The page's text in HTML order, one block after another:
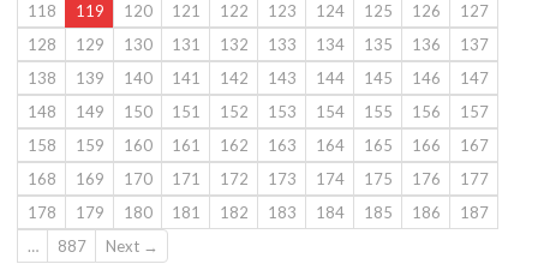
118
119 120 121 122 123 124 125 126
127
128
129 130 131 132 133 134 135 136
137
138
139 140 141 142 143 144 145 146
147
148
149 150 151 152 153 154 155 156
157
158
159 160 161 162 163 164 165 166
167
168
169 170 171 172 173 174 175 176
177
178
179 180 181 182 183 184 185 186
187
…
887 Next →